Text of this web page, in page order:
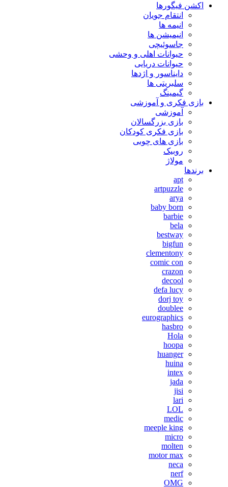
اکشن فیگورها
انتقام جویان
انیمه ها
انیمیشن ها
جاسوئیچی
حیوانات اهلی و وحشی
حیوانات دریایی
دایناسور و اژدها
سلبریتی ها
گیمینگ
بازی فکری و آموزشی
آموزشی
بازی بزرگسالان
بازی فکری کودکان
بازی های چوبی
روبیک
مولاژ
برندها
apt
artpuzzle
arya
baby born
barbie
bela
bestway
bigfun
clementony
comic con
crazon
decool
defa lucy
dorj toy
doublee
eurographics
hasbro
Hola
hoopa
huanger
huina
intex
jada
jisi
lari
LOL
medic
meeple king
micro
molten
motor max
neca
nerf
OMG